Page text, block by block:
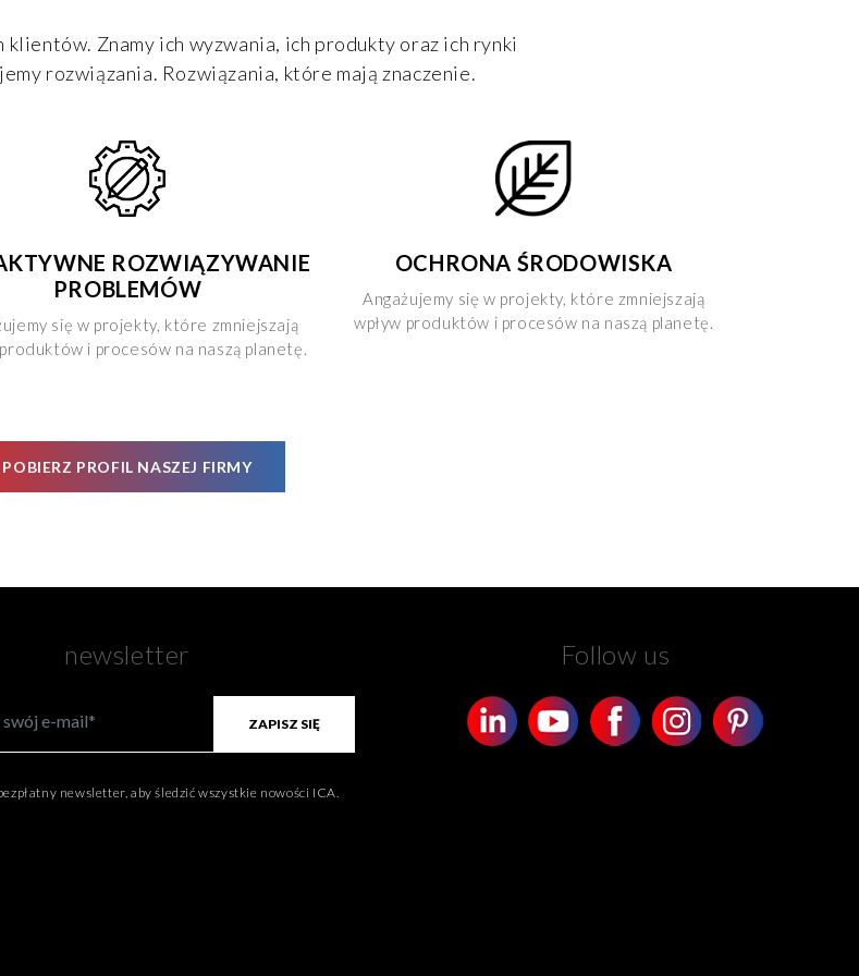
klientów. Znamy ich wyzwania, ich produkty oraz ich rynki
rozwiązania. Rozwiązania, które mają znaczenie.
ROZWIĄZYWANIE
PROBLEMÓW
się w projekty, które zmniejszają
i procesów na naszą planetę.
OCHRONA ŚRODOWISKA
Angażujemy się w projekty, które zmniejszają
wpływ produktów i procesów na naszą planetę.
POBIERZ PROFIL NASZEJ FIRMY
newsletter
ZAPISZ SIĘ
newsletter, aby śledzić wszystkie nowości ICA.
Follow us